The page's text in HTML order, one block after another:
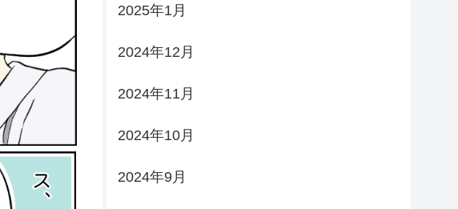
2025年1月
2024年12月
2024年11月
2024年10月
2024年9月